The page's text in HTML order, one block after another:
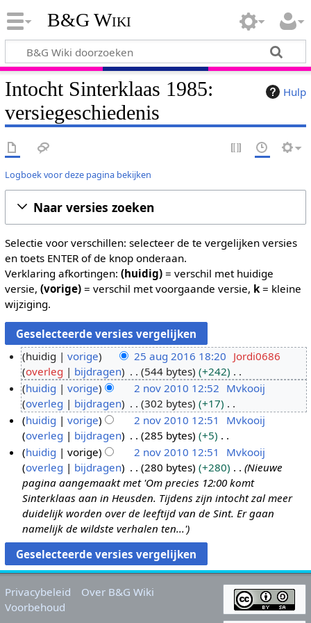
B&G Wiki
Hulp
Intocht Sinterklaas 1985:
versiegeschiedenis
Logboek voor deze pagina bekijken
Naar versies zoeken
Selectie voor verschillen: selecteer de te vergelijken versies
en toets ENTER of de knop onderaan.
Verklaring afkortingen: (huidig)= verschil met huidige
versie, (vorige)= verschil met voorgaande versie, k= kleine
wijziging.
5
u
2
huidig vorige 25 aug 2016 18:20 Jordi0686
overleg
bijdragen 544 bytes
+242
G
e
e
n
b
e
w
e
r
k
i
n
g
s
a
n
v
huidig vorige 2 nov 2010 12:52 Mvkooij
overleg
bijdragen 302 bytes
+17
G
e
e
n
b
e
w
e
r
k
i
huidig vorige 2 nov 2010 12:51
Mvkooij
overleg
bijdragen 285 bytes
+5
G
e
e
n
b
e
w
e
r
k
i
huidig vorige 2 nov 2010 12:51
Mvkooij
overleg
bijdragen 280 bytes +280
Nieuwe
pagina aangemaakt met 'Om precies 12:00 komt
Sinterklaas aan in Heusden. Tijdens zijn intocht zal meer
duidelijk worden over de leeftijd van de Sint. Er gaan
namelijk de wildste verhalen ten...'
Privacybeleid
Over B&G Wiki
Voorbehoud